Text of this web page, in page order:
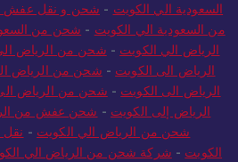
السعودية الي الكويت - شحن و نقل عفش
من السعودية الي الكويت - شحن من
الرياض الي الكويت - شحن من الرياض
الرياض الى الكويت - شحن من الرياض
الرياض الى الكويت - شحن من الرياض
الرياض إلى الكويت - شحن عفش من
شحن من الرياض الي الكويت -
الكويت - شركة شحن من الرياض الي